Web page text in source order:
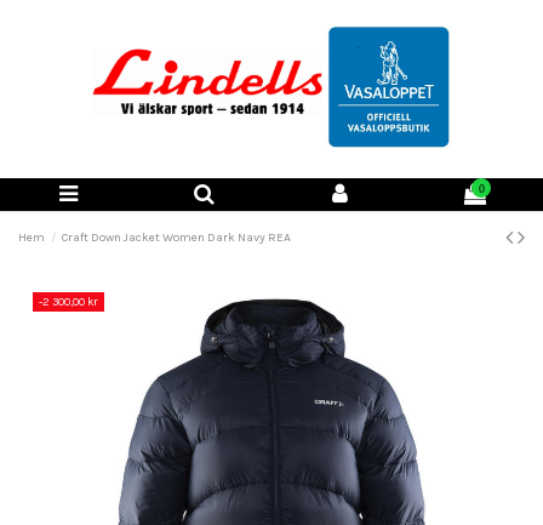
0
Hem Craft Down Jacket Women Dark Navy REA
-2 300,00 kr